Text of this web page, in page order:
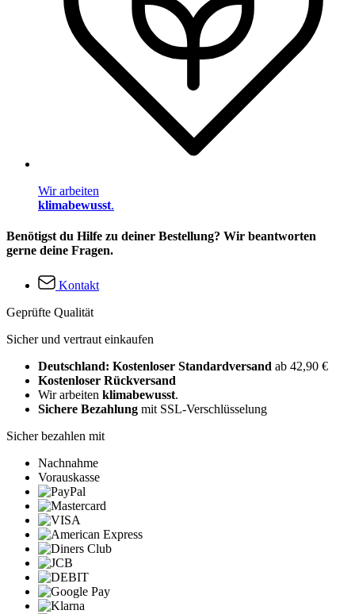
Wir arbeiten
klimabewusst.
Benötigst du Hilfe zu deiner Bestellung? Wir beantworten
gerne deine Fragen.
Kontakt
Geprüfte Qualität
Sicher und vertraut einkaufen
Deutschland: Kostenloser Standardversand ab 42,90 €
Kostenloser Rückversand
Wir arbeiten klimabewusst.
Sichere Bezahlung mit SSL-Verschlüsselung
Sicher bezahlen mit
Nachnahme
Vorauskasse